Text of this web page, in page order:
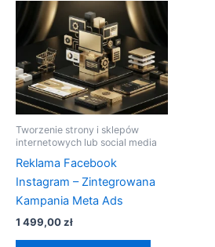
Tworzenie strony i sklepów
internetowych lub social media
Reklama Facebook
Instagram – Zintegrowana
Kampania Meta Ads
1 499,00zł